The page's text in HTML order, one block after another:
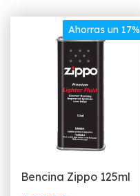
Ahorras un 17%
Bencina Zippo 125ml